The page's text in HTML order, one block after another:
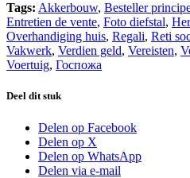
Tags: Akkerbouw, Besteller
Entretien de vente, Foto diefstal,
Overhandiging huis, Regali, Reti
Vakwerk, Verdien geld, Vereisten,
Voertuig, Госпожа
Deel dit stuk
Delen op Facebook
Delen op X
Delen op WhatsApp
Delen via e-mail